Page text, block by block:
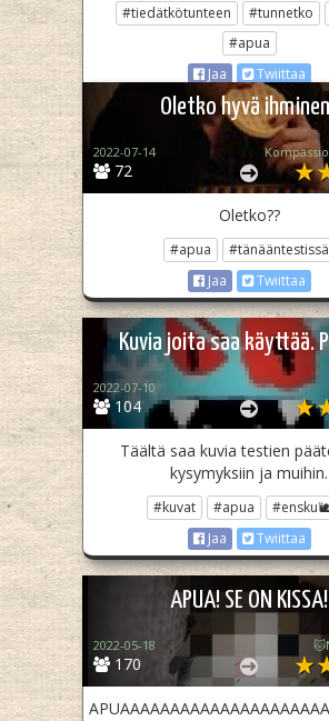
#tiedätkötunteen
#tunnetko
#apua
Jaa
Twiittaa
Oletko hyvä
72
2022-07-14
Oletko??
#apua
#tänääntestissä
Jaa
Twiittaa
Kuvia joita saa käyttää.
104
2022-07-10
Täältä saa kuvia testien
kysymyksiin ja muihin.
#kuvat #apua
Jaa
Twiittaa
APUA! SE ON KISSA!
170
2022-05-18